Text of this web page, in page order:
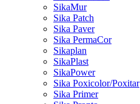
SikaMur
Sika Patch
Sika Paver
Sika PermaCor
Sikaplan
SikaPlast
SikaPower
Sika Poxicolor/Poxitar
Sika Primer